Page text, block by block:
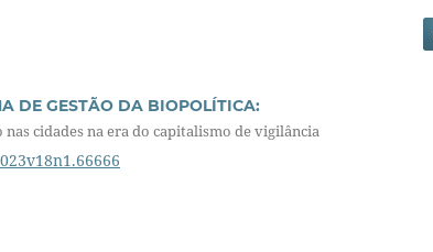
DE GESTÃO DA BIOPOLÍTICA:
cidades na era do capitalismo de vigilância